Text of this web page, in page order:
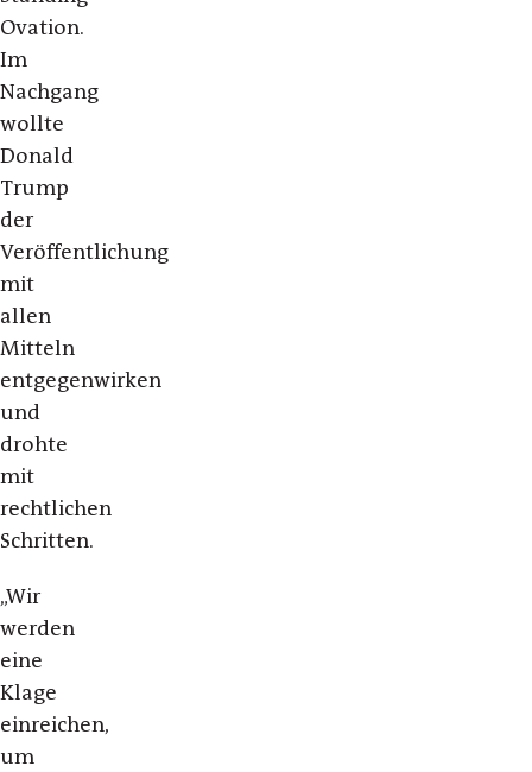
Ovation.
Im
Nachgang
wollte
Donald
Trump
der
Veröffentlichung
mit
allen
Mitteln
entgegenwirken
und
drohte
mit
rechtlichen
Schritten.
„Wir
werden
eine
Klage
einreichen,
um